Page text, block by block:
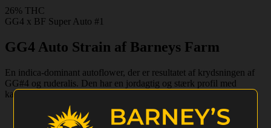
26% THC
GG4 x BF Super Auto #1
GG4 Auto Strain af Barneys Farm
En indica-dominant autoflower, der er resultatet af krydsningen af
GG#4 og ruderalis. Den har en jordagtig og stærk profil med
kaffenoter.